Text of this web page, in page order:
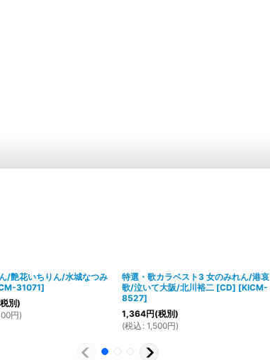
/艶花いちりん/水城なつみ
31071]
別)
円)
特選・歌カラベスト3 女のみれん/港哀
歌/泣いて大阪/北川裕二 [CD] [KICM-
8527]
1,364円(税別)
(税込 : 1,500円)